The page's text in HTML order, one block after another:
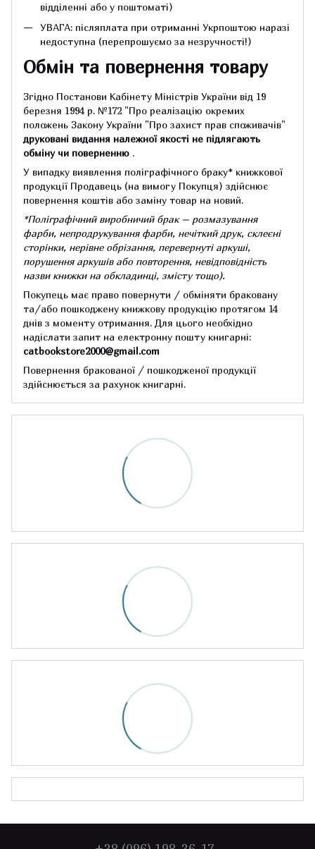
відділенні або у поштоматі)
УВАГА: післяплата при отриманні Укрпоштою наразі
недоступна (перепрошуємо за незручності!)
Обмін та повернення товару
Згідно Постанови Кабінету Міністрів України від 19
березня 1994 р. №172 "Про реалізацію окремих
положень Закону України "Про захист прав споживачів"
друковані видання належної якості не підлягають
обміну чи поверненню .
У випадку виявлення поліграфічного браку* книжкової
продукції Продавець (на вимогу Покупця) здійснює
повернення коштів або заміну товар на новий.
*Поліграфічний виробничий брак – розмазування
фарби, непродрукування фарби, нечіткий друк, склеєні
сторінки, нерівне обрізання, перевернуті аркуші,
порушення аркушів або повторення, невідповідність
назви книжки на обкладинці, змісту тощо).
Покупець має право повернути / обміняти браковану
та/або пошкоджену книжкову продукцію протягом 14
днів з моменту отримання. Для цього необхідно
надіслати запит на електронну пошту книгарні:
catbookstore2000@gmail.com
Повернення бракованої / пошкодженої продукції
здійснюється за рахунок книгарні.